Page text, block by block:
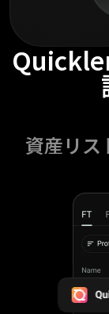
資産リス